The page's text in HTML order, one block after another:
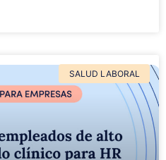
SALUD LABORAL